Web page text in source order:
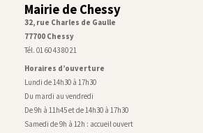
Mairie de Chessy
32, rue Charles de Gaulle
77700 Chessy
Tél. 01 60 43 80 21
Horaires d’ouverture
Lundi de 14h30 à 17h30
Du mardi au vendredi
De 9h à 11h45 et de 14h30 à 17h30
Samedi de 9h à 12h : accueil ouvert